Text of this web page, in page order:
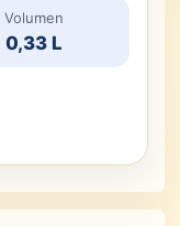
Mit jedem
Geschmack
Volumen
0,33 L